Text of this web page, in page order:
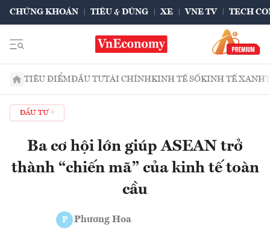
CHỨNG KHOÁN TIÊU & DÙNG XE VNE TV TECH
TIÊU ĐIỂMĐẦU TƯTÀI CHÍNHKINH TẾ SỐKINH TẾ XANH
ĐẦU TƯ
Ba cơ hội lớn giúp ASEAN trở
thành “chiến mã” của kinh tế toàn
cầu
P Phương Hoa